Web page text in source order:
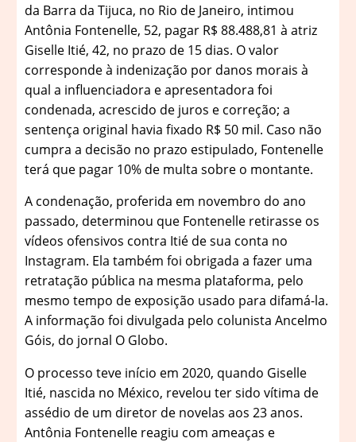
da Barra da Tijuca, no Rio de Janeiro, intimou
Antônia Fontenelle, 52, pagar R$ 88.488,81 à atriz
Giselle Itié, 42, no prazo de 15 dias. O valor
corresponde à indenização por danos morais à
qual a influenciadora e apresentadora foi
condenada, acrescido de juros e correção; a
sentença original havia fixado R$ 50 mil. Caso não
cumpra a decisão no prazo estipulado, Fontenelle
terá que pagar 10% de multa sobre o montante.
A condenação, proferida em novembro do ano
passado, determinou que Fontenelle retirasse os
vídeos ofensivos contra Itié de sua conta no
Instagram. Ela também foi obrigada a fazer uma
retratação pública na mesma plataforma, pelo
mesmo tempo de exposição usado para difamá-la.
A informação foi divulgada pelo colunista Ancelmo
Góis, do jornal O Globo.
O processo teve início em 2020, quando Giselle
Itié, nascida no México, revelou ter sido vítima de
assédio de um diretor de novelas aos 23 anos.
Antônia Fontenelle reagiu com ameaças e